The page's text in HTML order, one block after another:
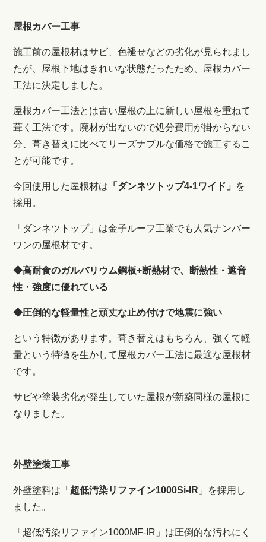
屋根カバー工事
施工前の屋根材はサビ、色褪せなどの劣化が見られまし
たが、屋根下地はきれいな状態だったため、屋根カバー
工法に決定しました。
屋根カバー工法とは古い屋根の上に新しい屋根を重ねて
葺く工法です。廃材が出ないので処分費用が掛からない
分、葺き替えに比べてリーズナブルな価格で施工するこ
とが可能です。
今回使用した屋根材は 「ダンネツトップ4-1ワイド 」 を
採用。
「ダンネツトップ」は金子ルーフ工業でも人気ナンバー
ワンの屋根材です。
◆高耐食のガルバリウム鋼板+断熱材で、断熱性・遮音
性・強度に優れている
◆圧倒的な軽量性と頑丈な止め付けで地震に強い
という特徴があります。葺き替えはもちろん、強くて軽
量という特徴を生かして屋根カバー工法に最適な屋根材
です。
サビや塗装劣化が発生していた 屋根が新築同様の屋根に
なりました。
外壁塗装工事
外壁塗料は「 超低汚染リファイン1000Si-IR 」を採用し
ました。
「超低汚染リファイン1000MF-IR」は圧倒的な汚れにく